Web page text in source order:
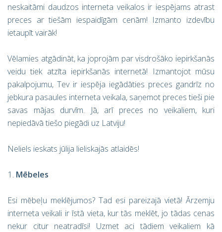
neskaitāmi daudzos interneta veikalos ir iespējams atrast
preces ar tiešām iespaidīgām cenām! Izmanto izdevību
ietaupīt vairāk!
Vēlamies atgādināt, ka joprojām par visdrošāko iepirkšanās
veidu tiek atzīta iepirkšanās internetā! Izmantojot mūsu
pakalpojumu, Tev ir iespēja iegādāties preces gandrīz no
jebkura pasaules interneta veikala, saņemot preces tieši pie
savas mājas durvīm. Jā, arī preces no veikaliem, kuri
nepiedāvā tiešo piegādi uz Latviju!
Neliels ieskats jūlija lieliskajās atlaidēs!
Mēbeles
Esi mēbeļu meklējumos? Tad esi pareizajā vietā! Ārzemju
interneta veikali ir īstā vieta, kur tās meklēt, jo tādas cenas
nekur citur neatradīsi! Uzmet aci tādiem veikaliem kā